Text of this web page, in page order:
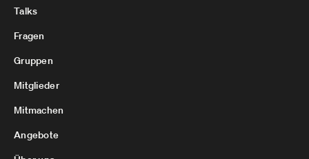
Talks
Fragen
Gruppen
Mitglieder
Mitmachen
Angebote